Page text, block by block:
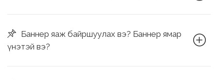
Баннер яаж байршуулах вэ? Баннер ямар
үнэтэй вэ?